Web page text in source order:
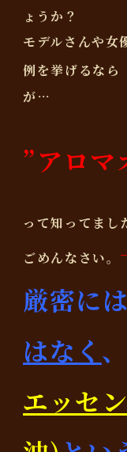
ょうか？
モデルさんや女
例を挙げるなら
が…
”アロマ
って知ってまし
ごめんなさい。
厳密には
はなく 、
エッセ